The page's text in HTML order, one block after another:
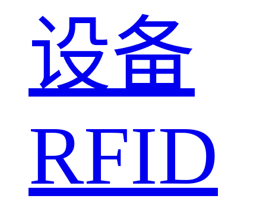
设备
RFID